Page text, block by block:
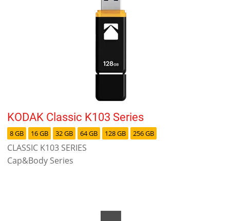
KODAK Classic K103 Series
8 GB 16 GB 32 GB 64 GB 128 GB 256 GB
CLASSIC K103 SERIES
Cap&Body Series